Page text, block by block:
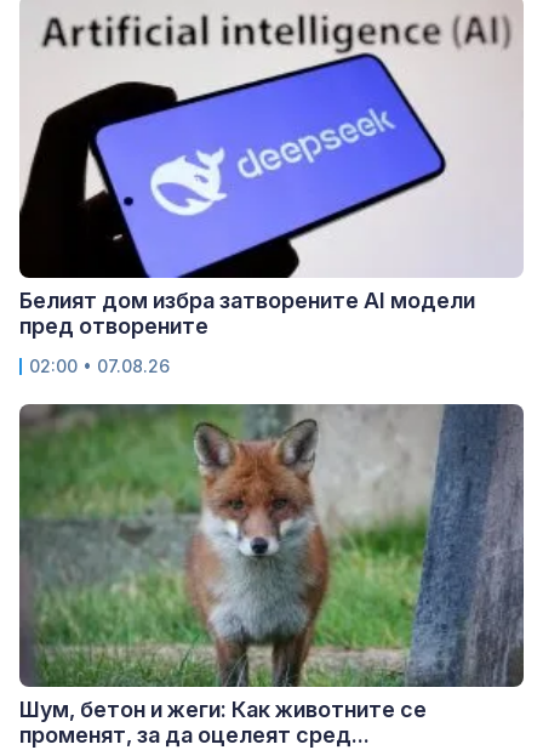
Белият дом избра затворените AI модели
пред отворените
02:00 • 07.08.26
Шум, бетон и жеги: Как животните се
променят, за да оцелеят сред...